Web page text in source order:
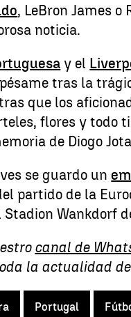
, LeBron James o
noticia.
y el
tras la
que los
flores y todo
de Diogo
se guardo un
partido de la
Wankdorf
canal de
la actualidad
Portugal